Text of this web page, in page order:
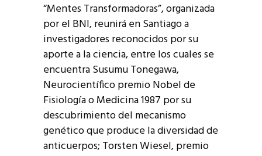
“Mentes Transformadoras”, organizada
por el BNI, reunirá en Santiago a
investigadores reconocidos por su
aporte a la ciencia, entre los cuales se
encuentra Susumu Tonegawa,
Neurocientífico premio Nobel de
Fisiología o Medicina 1987 por su
descubrimiento del mecanismo
genético que produce la diversidad de
anticuerpos; Torsten Wiesel, premio